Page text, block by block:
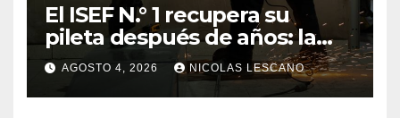
El ISEF N.° 1 recupera su
pileta después de años: la
obra ya supera el 50% y
cambia la formación de miles
de estudiantes
AGOSTO 4, 2026 NICOLAS LESCANO